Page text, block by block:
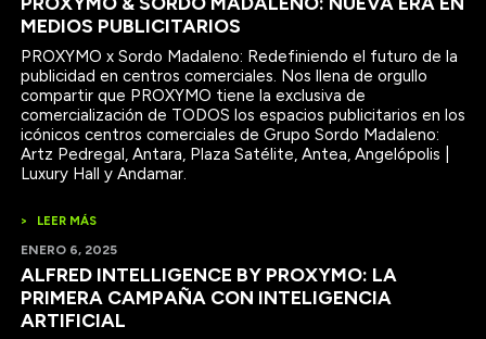
MEDIOS PUBLICITARIOS
PROXYMO x Sordo Madaleno: Redefiniendo el futuro de la
publicidad en centros comerciales. Nos llena de orgullo
compartir que PROXYMO tiene la exclusiva de
comercialización de TODOS los espacios publicitarios en los
icónicos centros comerciales de Grupo Sordo Madaleno:
Artz Pedregal, Antara, Plaza Satélite, Antea, Angelópolis |
Luxury Hall y Andamar.
>
LEER MÁS
ENERO 6, 2025
ALFRED INTELLIGENCE BY PROXYMO: LA
PRIMERA CAMPAÑA CON INTELIGENCIA
ARTIFICIAL